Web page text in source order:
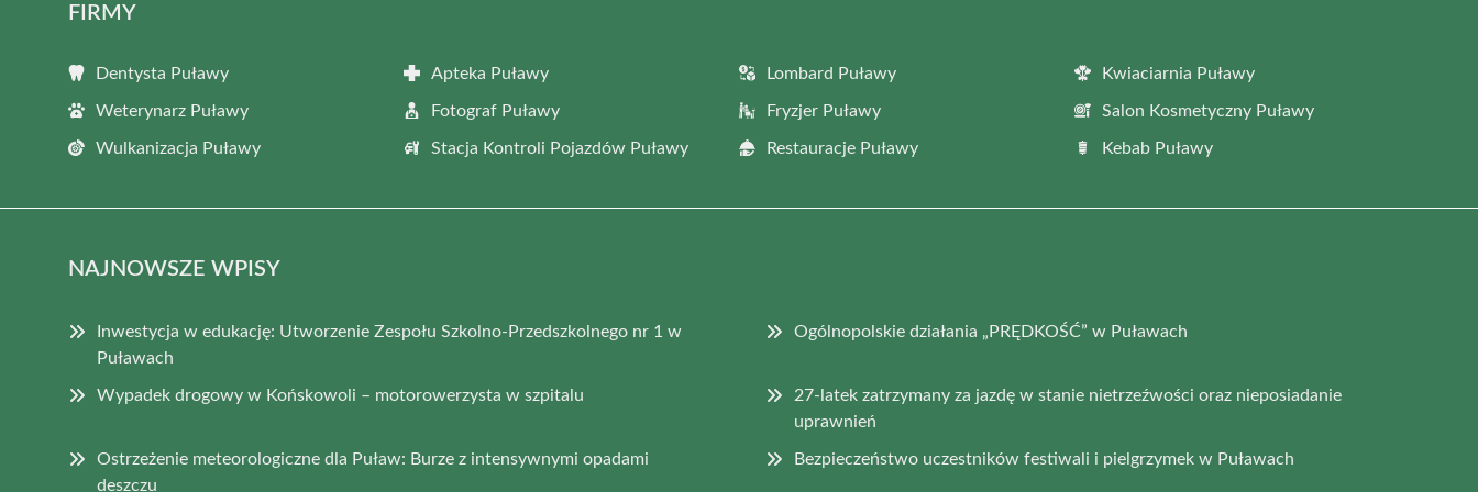
FIRMY
Dentysta Puławy Apteka Puławy Lombard Puławy Kwiaciarnia Puławy
Weterynarz Puławy Fotograf Puławy Fryzjer Puławy Salon Kosmetyczny Puławy
Wulkanizacja Puławy Stacja Kontroli Pojazdów Puławy Restauracje Puławy Kebab Puławy
NAJNOWSZE WPISY
Inwestycja w edukację: Utworzenie Zespołu Szkolno-Przedszkolnego nr 1 w
Puławach
Ogólnopolskie działania „PRĘDKOŚĆ” w Puławach
Wypadek drogowy w Końskowoli – motorowerzysta w szpitalu
27-latek zatrzymany za jazdę w stanie nietrzeźwości oraz nieposiadanie
uprawnień
Ostrzeżenie meteorologiczne dla Puław: Burze z intensywnymi opadami
deszczu
Bezpieczeństwo uczestników festiwali i pielgrzymek w Puławach